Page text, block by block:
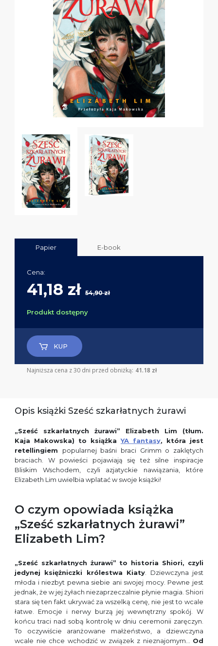
Papier E-book
Cena:
41,18 zł 54,90 zł
Produkt dostępny
KUP
Najniższa cena z 30 dni przed obniżką: 41.18 zł
Opis książki Sześć szkarłatnych żurawi
„Sześć szkarłatnych żurawi” Elizabeth Lim (tłum.
Kaja Makowska) to książkaYA fantasy, która jest
retellingiem popularnej baśni braci Grimm o zaklętych
braciach. W powieści pojawiają się też silne inspiracje
Bliskim Wschodem, czyli azjatyckie nawiązania, które
Elizabeth Lim uwielbia wplatać w swoje książki!
O czym opowiada książka
„Sześć szkarłatnych żurawi”
Elizabeth Lim?
„Sześć szkarłatnych żurawi” to historia Shiori, czyli
jedynej księżniczki królestwa Kiaty . Dziewczyna jest
młoda i niezbyt pewna siebie ani swojej mocy. Pewne jest
jednak, że w jej żyłach niezaprzeczalnie płynie magia. Shiori
stara się ten fakt ukrywać za wszelką cenę, nie jest to wcale
łatwe. Emocje i nerwy burzą jej wewnętrzny spokój. W
końcu traci nad sobą kontrolę w dniu ceremonii zaręczyn.
To oczywiście aranżowane małżeństwo, a dziewczyna
wcale nie chce wchodzić w związek z nieznajomym… Od